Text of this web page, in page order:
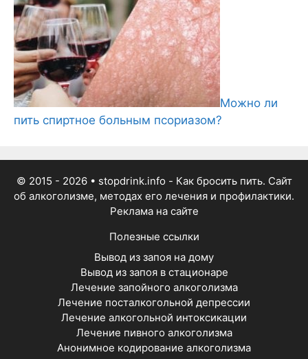
Можно ли
пить спиртное больным псориазом?
© 2015 - 2026• stopdrink.info - Как бросить пить. Сайт
об алкоголизме, методах его лечения и профилактики.
Реклама на сайте
Полезные ссылки
Вывод из запоя на дому
Вывод из запоя в стационаре
Лечение запойного алкоголизма
Лечение посталкогольной депрессии
Лечение алкогольной интоксикации
Лечение пивного алкоголизма
Анонимное кодирование алкоголизма